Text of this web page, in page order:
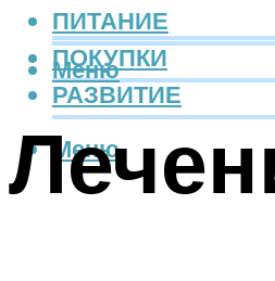
ПИТАНИЕ
ПОКУПКИ
РАЗВИТИЕ
Меню
Меню